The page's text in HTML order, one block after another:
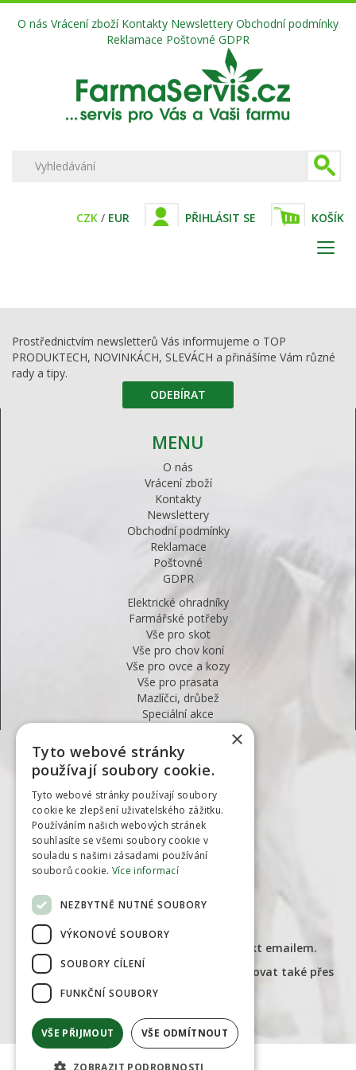
O nás Vrácení zboží Kontakty Newslettery Obchodní podmínky
Reklamace Poštovné GDPR
CZK / EUR PŘIHLÁSIT SE KOŠÍK
Prostřednictvím newsletterů Vás informujeme o TOP
PRODUKTECH, NOVINKÁCH, SLEVÁCH a přinášíme Vám různé
rady a tipy.
ODEBÍRAT
MENU
O nás
Vrácení zboží
Kontakty
Newslettery
Obchodní podmínky
Reklamace
Poštovné
GDPR
Elektrické ohradníky
Farmářské potřeby
Vše pro skot
Vše pro chov koní
Vše pro ovce a kozy
Vše pro prasata
Mazlíčci, drůbež
Speciální akce
KONTAKTY
EQUIVET
Třanovice 103
739 53, Třanovice
Česká republika
obchod@farmaservis.cz
Doporučujeme upředňostňovat kontakt emailem.
Ohledně objednávek nás můžete kontaktovat také přes
Facebook.
×
Tyto webové stránky
používají soubory cookie.
Tyto webové stránky používají soubory
cookie ke zlepšení uživatelského zážitku.
Používáním našich webových stránek
souhlasíte se všemi soubory cookie v
souladu s našimi zásadami používání
souborů cookie. Více informací
NEZBYTNĚ NUTNÉ SOUBORY
VÝKONOVÉ SOUBORY
SOUBORY CÍLENÍ
FUNKČNÍ SOUBORY
VŠE PŘIJMOUT VŠE ODMÍTNOUT
ZOBRAZIT PODROBNOSTI